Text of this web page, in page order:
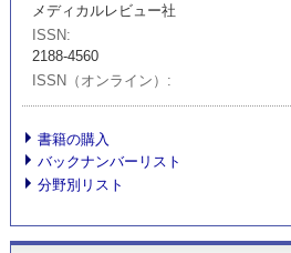
メディカルレビュー社
ISSN
2188-4560
ISSN（オンライン）
書籍の購入
バックナンバーリスト
分野別リスト